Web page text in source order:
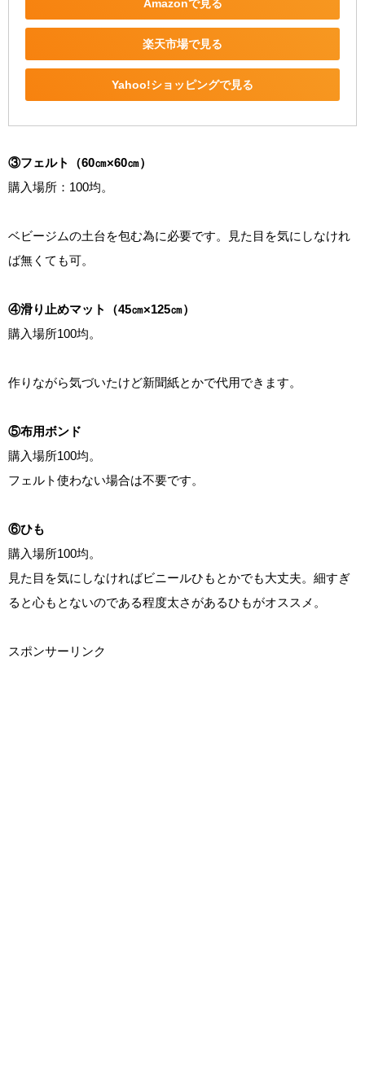
Amazonで見る
楽天市場で見る
Yahoo!ショッピングで見る
③フェルト（60㎝×60㎝）
購入場所：100均。
ベビージムの土台を包む為に必要です。見た目を気にしなけれ
ば無くても可。
④滑り止めマット（45㎝×125㎝）
購入場所100均。
作りながら気づいたけど新聞紙とかで代用できます。
⑤布用ボンド
購入場所100均。
フェルト使わない場合は不要です。
⑥ひも
購入場所100均。
見た目を気にしなければビニールひもとかでも大丈夫。細すぎ
ると心もとないのである程度太さがあるひもがオススメ。
スポンサーリンク